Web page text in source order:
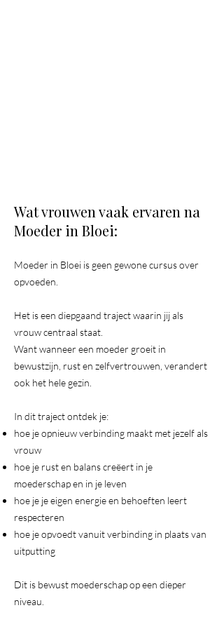
Wat vrouwen vaak ervaren na
Moeder in Bloei:
Moeder in Bloei is geen gewone cursus over
opvoeden.
Het is een diepgaand traject waarin jij als
vrouw centraal staat.
Want wanneer een moeder groeit in
bewustzijn, rust en zelfvertrouwen, verandert
ook het hele gezin.
In dit traject ontdek je:
hoe je opnieuw verbinding maakt met jezelf als
vrouw
hoe je rust en balans creëert in je
moederschap en in je leven
hoe je je eigen energie en behoeften leert
respecteren
hoe je opvoedt vanuit verbinding in plaats van
uitputting
Dit is bewust moederschap op een dieper
niveau.